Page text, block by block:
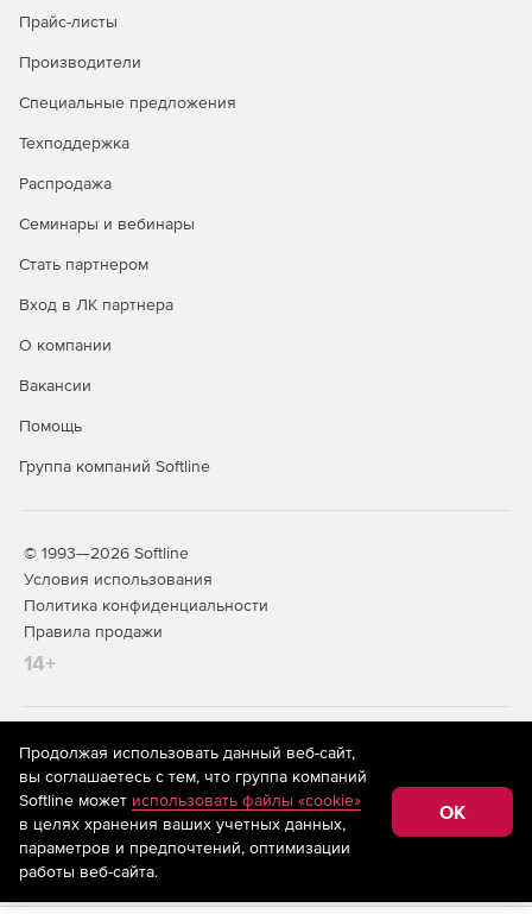
Прайс-листы
Производители
Специальные предложения
Техподдержка
Распродажа
Семинары и вебинары
Стать партнером
Вход в ЛК партнера
О компании
Вакансии
Помощь
Группа компаний Softline
© 1993—2026 Softline
Условия использования
Политика конфиденциальности
Правила продажи
14+
На информационном ресурсе store.softline.ru применяются
рекомендательные технологии
(информационные технологии
предоставления информации на основе сбора,
систематизации и анализа сведений, относящихся к
предпочтениям пользователей сети «Интернет»,
находящихся на территории Российской Федерации)
Продолжая использовать данный веб-сайт,
вы соглашаетесь с тем, что группа компаний
Softline может использовать файлы «cookie»
в целях хранения ваших учетных данных,
параметров и предпочтений, оптимизации
работы веб-сайта.
OK